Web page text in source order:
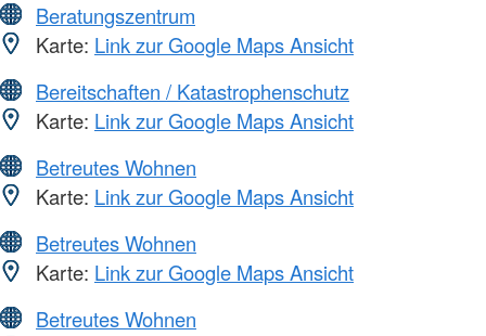
Beratungszentrum
Karte: Link zur Google Maps Ansicht
Bereitschaften / Katastrophenschutz
Karte: Link zur Google Maps Ansicht
Betreutes Wohnen
Karte: Link zur Google Maps Ansicht
Betreutes Wohnen
Karte: Link zur Google Maps Ansicht
Betreutes Wohnen